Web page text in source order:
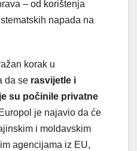
– od korištenja
napada na
korak u
da se rasvijetle i
su počinile privatne
je najavio da će
i moldavskim
agencijama iz EU,